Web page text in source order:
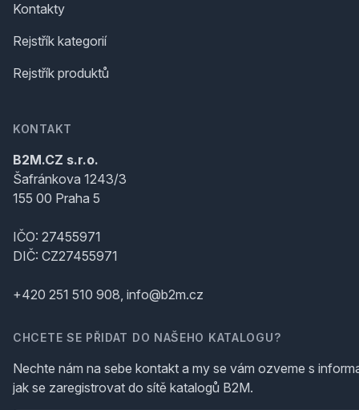
Kontakty
Rejstřík kategorií
Rejstřík produktů
KONTAKT
B2M.CZ s.r.o.
Šafránkova 1243/3
155 00 Praha 5
IČO: 27455971
DIČ: CZ27455971
+420 251 510 908, info@b2m.cz
CHCETE SE PŘIDAT DO NAŠEHO KATALOGU?
Nechte nám na sebe kontakt a my se vám ozveme s
jak se zaregistrovat do sítě katalogů B2M.